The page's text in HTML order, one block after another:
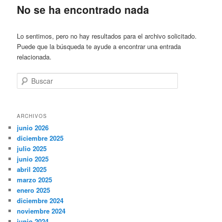
No se ha encontrado nada
Lo sentimos, pero no hay resultados para el archivo solicitado.
Puede que la búsqueda te ayude a encontrar una entrada
relacionada.
Buscar
ARCHIVOS
junio 2026
diciembre 2025
julio 2025
junio 2025
abril 2025
marzo 2025
enero 2025
diciembre 2024
noviembre 2024